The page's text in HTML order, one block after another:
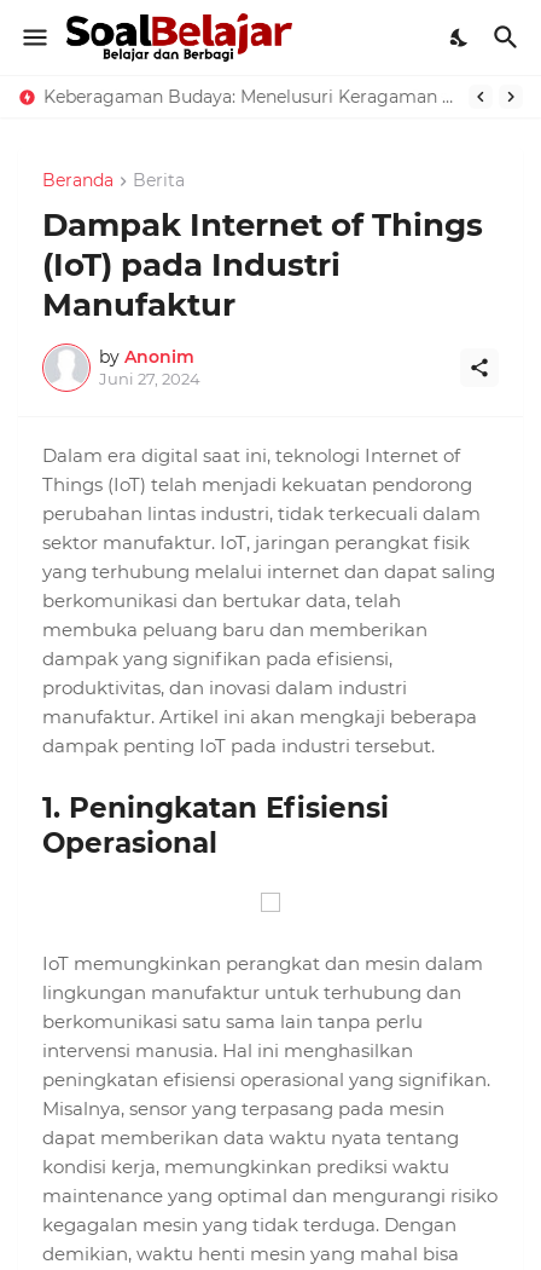
Keberagaman Budaya: Menelusuri Keragaman dan Kearifan Lokal
Beranda Berita
Dampak Internet of Things
(IoT) pada Industri
Manufaktur
by Anonim
Juni 27, 2024
Dalam era digital saat ini, teknologi Internet of
Things (IoT) telah menjadi kekuatan pendorong
perubahan lintas industri, tidak terkecuali dalam
sektor manufaktur. IoT, jaringan perangkat fisik
yang terhubung melalui internet dan dapat saling
berkomunikasi dan bertukar data, telah
membuka peluang baru dan memberikan
dampak yang signifikan pada efisiensi,
produktivitas, dan inovasi dalam industri
manufaktur. Artikel ini akan mengkaji beberapa
dampak penting IoT pada industri tersebut.
1. Peningkatan Efisiensi
Operasional
IoT memungkinkan perangkat dan mesin dalam
lingkungan manufaktur untuk terhubung dan
berkomunikasi satu sama lain tanpa perlu
intervensi manusia. Hal ini menghasilkan
peningkatan efisiensi operasional yang signifikan.
Misalnya, sensor yang terpasang pada mesin
dapat memberikan data waktu nyata tentang
kondisi kerja, memungkinkan prediksi waktu
maintenance yang optimal dan mengurangi risiko
kegagalan mesin yang tidak terduga. Dengan
demikian, waktu henti mesin yang mahal bisa